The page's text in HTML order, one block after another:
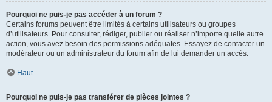
Pourquoi ne puis-je pas accéder à un forum ?
Certains forums peuvent être limités à certains utilisateurs ou groupes
d’utilisateurs. Pour consulter, rédiger, publier ou réaliser n’importe quelle autre
action, vous avez besoin des permissions adéquates. Essayez de contacter un
modérateur ou un administrateur du forum afin de lui demander un accès.
Haut
Pourquoi ne puis-je pas transférer de pièces jointes ?